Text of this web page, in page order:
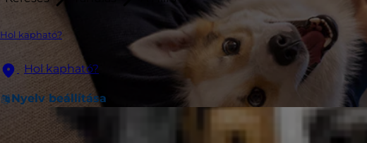
Hol kapható?
Hol kapható?
Nyelv beállítása